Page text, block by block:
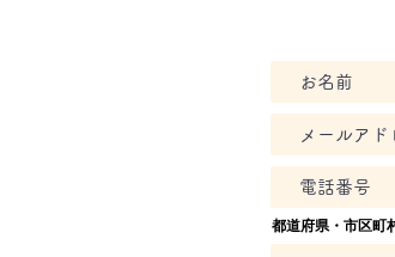
都道府県・市区町